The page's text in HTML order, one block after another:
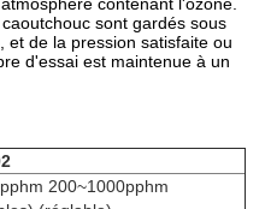
sont gardés sous
et de la pression satisfaite ou
d'essai est maintenue à un
200~1000pphm